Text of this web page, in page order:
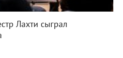
Лахти сыграл